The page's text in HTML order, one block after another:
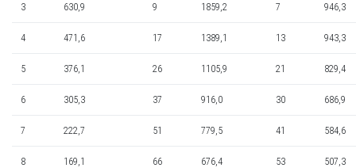
3 630,9 9 1859,2 7 946,3
4 471,6 17 1389,1 13 943,3
5 376,1 26 1105,9 21 829,4
6 305,3 37 916,0 30 686,9
7 222,7 51 779,5 41 584,6
8 169,1 66 676,4 53 507,3